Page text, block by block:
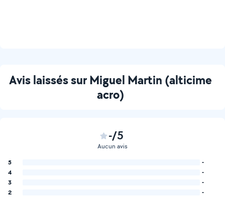
Avis laissés sur Miguel Martin (alticime
acro)
-/5
Aucun avis
5
-
4
-
3
-
2
-